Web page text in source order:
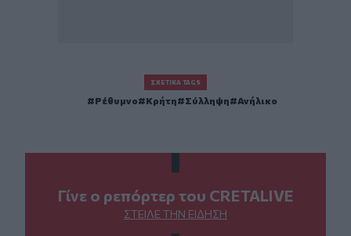
ΣΧΕΤΙΚΆ TAGS
Ρέθυμνο Κρήτη Σύλληψη Ανήλικο
Γίνε ο ρεπόρτερ του CRETALIVE
ΣΤΕΊΛΕ ΤΗΝ ΕΊΔΗΣΗ